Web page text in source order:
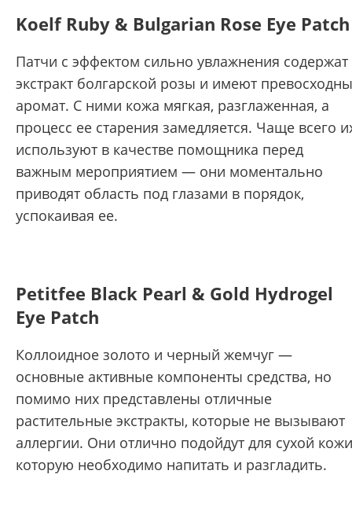
Koelf Ruby & Bulgarian Rose Eye Patch
Патчи с эффектом сильно увлажнения содержат
экстракт болгарской розы и имеют
аромат. С ними кожа мягкая, разглаженная, а
процесс ее старения замедляется. Чаще всего
используют в качестве помощника перед
важным мероприятием — они моментально
приводят область под глазами в порядок,
успокаивая ее.
Petitfee Black Pearl & Gold Hydrogel
Eye Patch
Коллоидное золото и черный жемчуг —
основные активные компоненты средства, но
помимо них представлены отличные
растительные экстракты, которые не вызывают
аллергии. Они отлично подойдут для сухой
которую необходимо напитать и разгладить.